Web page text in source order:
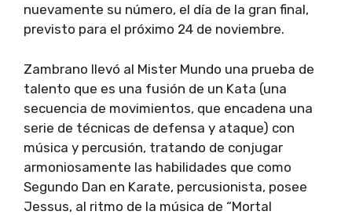
nuevamente su número, el día de la gran final,
previsto para el próximo 24 de noviembre.
Zambrano llevó al Mister Mundo una prueba de
talento que es una fusión de un Kata (una
secuencia de movimientos, que encadena una
serie de técnicas de defensa y ataque) con
música y percusión, tratando de conjugar
armoniosamente las habilidades que como
Segundo Dan en Karate, percusionista, posee
Jessus, al ritmo de la música de “Mortal